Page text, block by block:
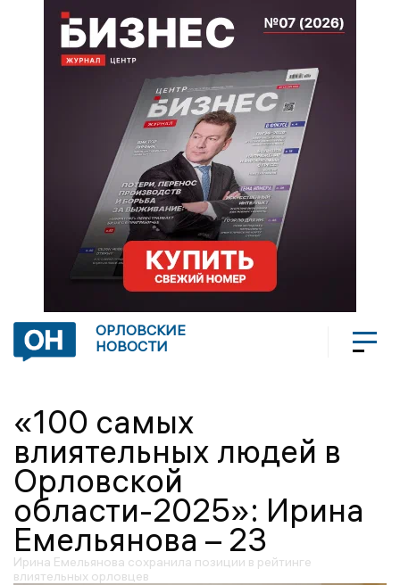
ОРЛОВСКИЕ
НОВОСТИ
«100 самых
влиятельных людей в
Орловской
области-2025»: Ирина
Емельянова – 23
Ирина Емельянова сохранила позиции в рейтинге
влиятельных орловцев